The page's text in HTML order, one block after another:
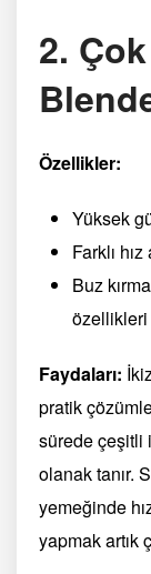
2.
Özellikler:
Yüksek
Farklı
Buz
özellikleri
Faydaları:
pratik
sürede çeşitli
olanak tanır.
yemeğinde
yapmak artık